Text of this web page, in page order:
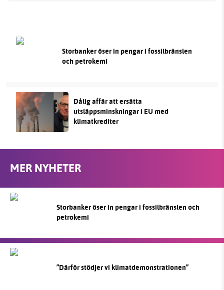
Storbanker öser in pengar i fossilbränslen
och petrokemi
Dålig affär att ersätta
utsläppsminskningar i EU med
klimatkrediter
MER NYHETER
Storbanker öser in pengar i fossilbränslen och
petrokemi
”Därför stödjer vi klimatdemonstrationen”